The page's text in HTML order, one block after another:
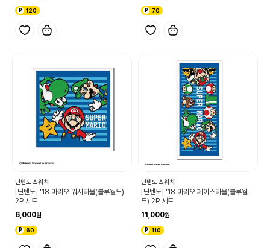
120 70
닌텐도 스위치
[닌텐도] '18 마리오 워시타올(블루월드)
2P 세트
6,000
60
닌텐도 스위치
[닌텐도] '18 마리오 페이스타올(블루월
드) 2P 세트
11,000
110